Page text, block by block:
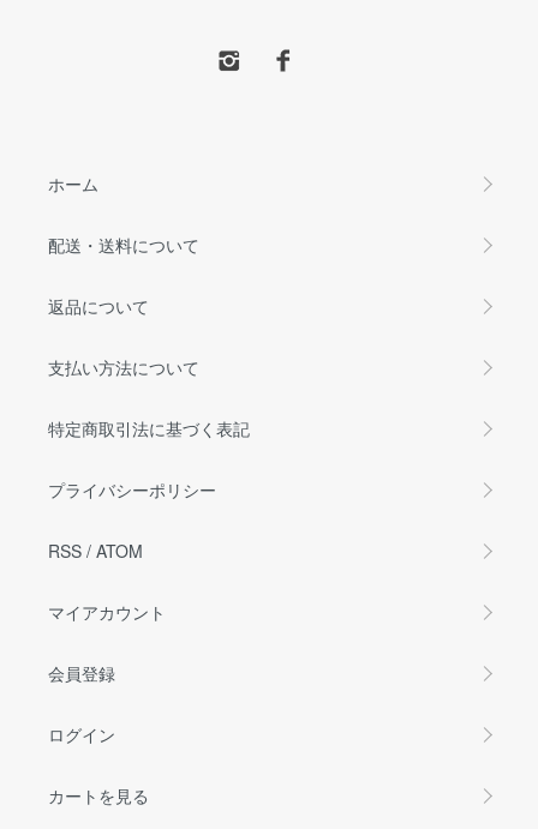
ホーム
配送・送料について
返品について
支払い方法について
特定商取引法に基づく表記
プライバシーポリシー
RSS / ATOM
マイアカウント
会員登録
ログイン
カートを見る